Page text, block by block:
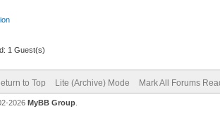
1 Guest(s)
to Top Lite (Archive) Mode Mark All Forums
2026 MyBB Group